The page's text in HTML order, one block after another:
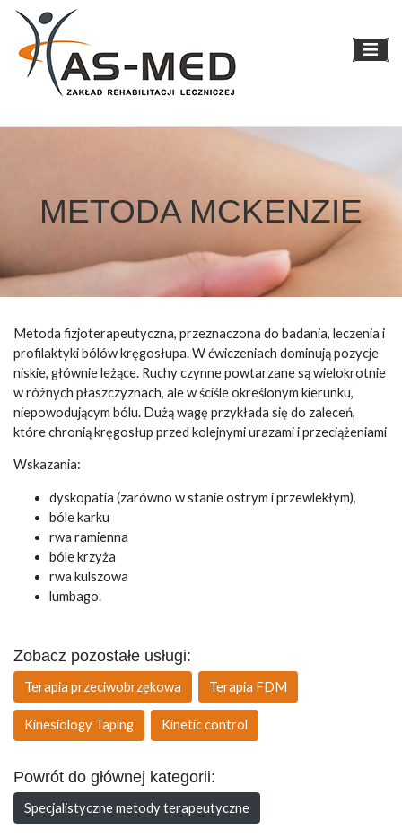
Skip
content
METODA MCKENZIE
Metoda fizjoterapeutyczna, przeznaczona do badania, leczenia i
profilaktyki bólów kręgosłupa. W ćwiczeniach dominują pozycje
niskie, głównie leżące. Ruchy czynne powtarzane są wielokrotnie
w różnych płaszczyznach, ale w ściśle określonym kierunku,
niepowodującym bólu. Dużą wagę przykłada się do zaleceń,
które chronią kręgosłup przed kolejnymi urazami i przeciążeniami
Wskazania:
dyskopatia (zarówno w stanie ostrym i przewlekłym),
bóle karku
rwa ramienna
bóle krzyża
rwa kulszowa
lumbago.
Zobacz pozostałe usługi:
Terapia przeciwobrzękowa Terapia FDM
Kinesiology Taping Kinetic control
Powrót do głównej kategorii:
Specjalistyczne metody terapeutyczne